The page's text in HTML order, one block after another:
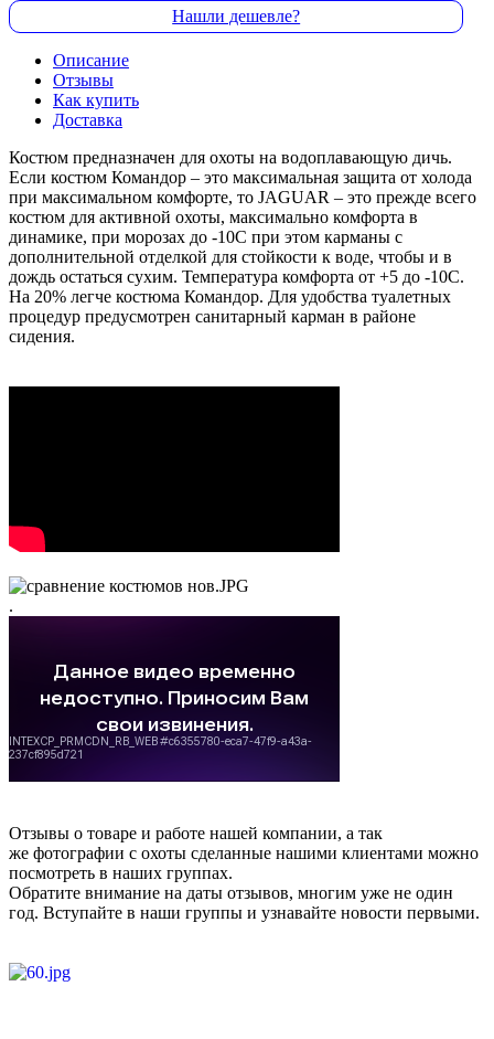
Нашли дешевле?
Описание
Отзывы
Как купить
Доставка
Костюм предназначен для охоты на водоплавающую дичь.
Если костюм Командор – это максимальная защита от холода
при максимальном комфорте, то JAGUAR – это прежде всего
костюм для активной охоты, максимально комфорта в
динамике, при морозах до -10С при этом карманы с
дополнительной отделкой для стойкости к воде, чтобы и в
дождь остаться сухим. Температура комфорта от +5 до -10С.
На 20% легче костюма Командор. Для удобства туалетных
процедур предусмотрен санитарный карман в районе
сидения.
.
Отзывы о товаре и работе нашей компании, а так
же фотографии с охоты сделанные нашими клиентами можно
посмотреть в наших группах.
Обратите внимание на даты отзывов, многим уже не один
год. Вступайте в наши группы и узнавайте новости первыми.